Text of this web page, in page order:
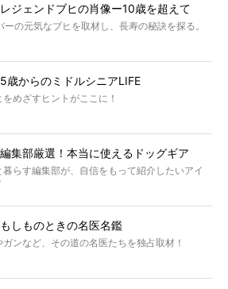
レジェンドブヒの肖像ー10歳を超えて
ーの元気なブヒを取材し、長寿の秘訣を探る。
5歳からのミドルシニアLIFE
をめざすヒントがここに！
編集部厳選！本当に使えるドッグギア
暮らす編集部が、自信をもって紹介したいアイ
もしものときの名医名鑑
ンなど、その道の名医たちを独占取材！